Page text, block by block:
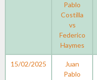
Pablo
Costilla
vs
Federico
Haymes
15/02/2025
Juan
Pablo